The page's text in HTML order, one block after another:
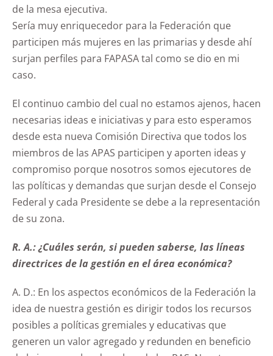
de la mesa ejecutiva.
Sería muy enriquecedor para la Federación que
participen más mujeres en las primarias y desde ahí
surjan perfiles para FAPASA tal como se dio en mi
caso.
El continuo cambio del cual no estamos ajenos, hacen
necesarias ideas e iniciativas y para esto esperamos
desde esta nueva Comisión Directiva que todos los
miembros de las APAS participen y aporten ideas y
compromiso porque nosotros somos ejecutores de
las políticas y demandas que surjan desde el Consejo
Federal y cada Presidente se debe a la representación
de su zona.
R. A.: ¿Cuáles serán, si pueden saberse, las líneas
directrices de la gestión en el área económica?
A. D.: En los aspectos económicos de la Federación la
idea de nuestra gestión es dirigir todos los recursos
posibles a políticas gremiales y educativas que
generen un valor agregado y redunden en beneficio